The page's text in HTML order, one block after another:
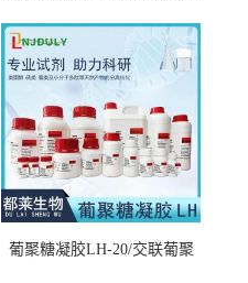
葡聚糖凝胶LH-20/交联葡聚